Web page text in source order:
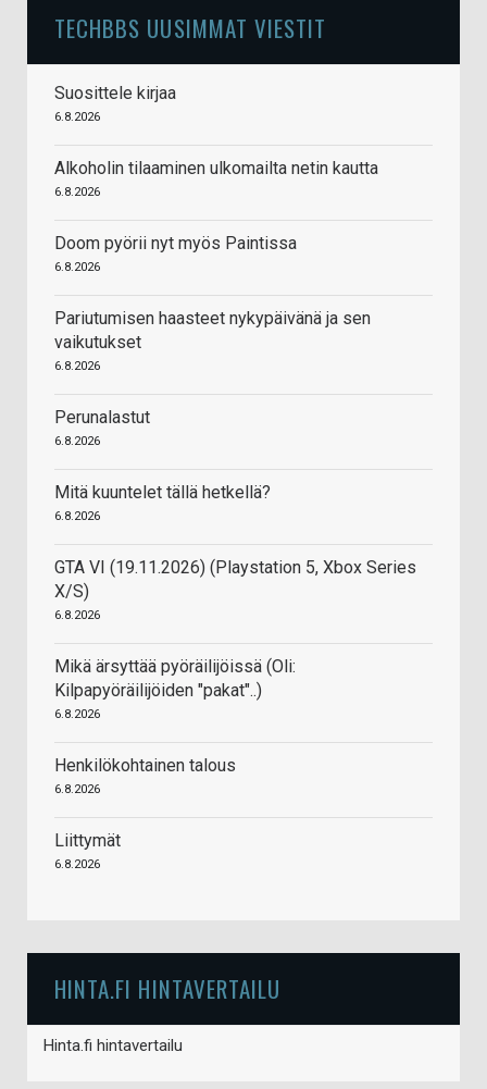
TECHBBS UUSIMMAT VIESTIT
Suosittele kirjaa
6.8.2026
Alkoholin tilaaminen ulkomailta netin kautta
6.8.2026
Doom pyörii nyt myös Paintissa
6.8.2026
Pariutumisen haasteet nykypäivänä ja sen
vaikutukset
6.8.2026
Perunalastut
6.8.2026
Mitä kuuntelet tällä hetkellä?
6.8.2026
GTA VI (19.11.2026) (Playstation 5, Xbox Series
X/S)
6.8.2026
Mikä ärsyttää pyöräilijöissä (Oli:
Kilpapyöräilijöiden "pakat"..)
6.8.2026
Henkilökohtainen talous
6.8.2026
Liittymät
6.8.2026
HINTA.FI HINTAVERTAILU
Hinta.fi hintavertailu